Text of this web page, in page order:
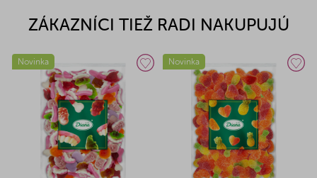
ZÁKAZNÍCI TIEŽ RADI NAKUPUJÚ
Novinka Novinka